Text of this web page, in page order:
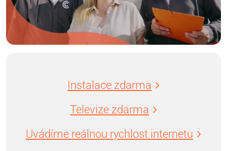
Instalace zdarma
Televize zdarma
Uvádíme reálnou rychlost internetu